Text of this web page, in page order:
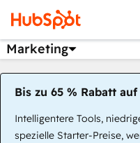
Marketing
Bis zu 65 % Rabatt
Intelligentere Tools,
spezielle Starter-Preise,